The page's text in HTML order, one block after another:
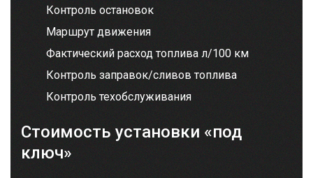
Контроль остановок
Маршрут движения
Фактический расход топлива л/100 км
Контроль заправок/сливов топлива
Контроль техобслуживания
Стоимость установки «под
ключ»